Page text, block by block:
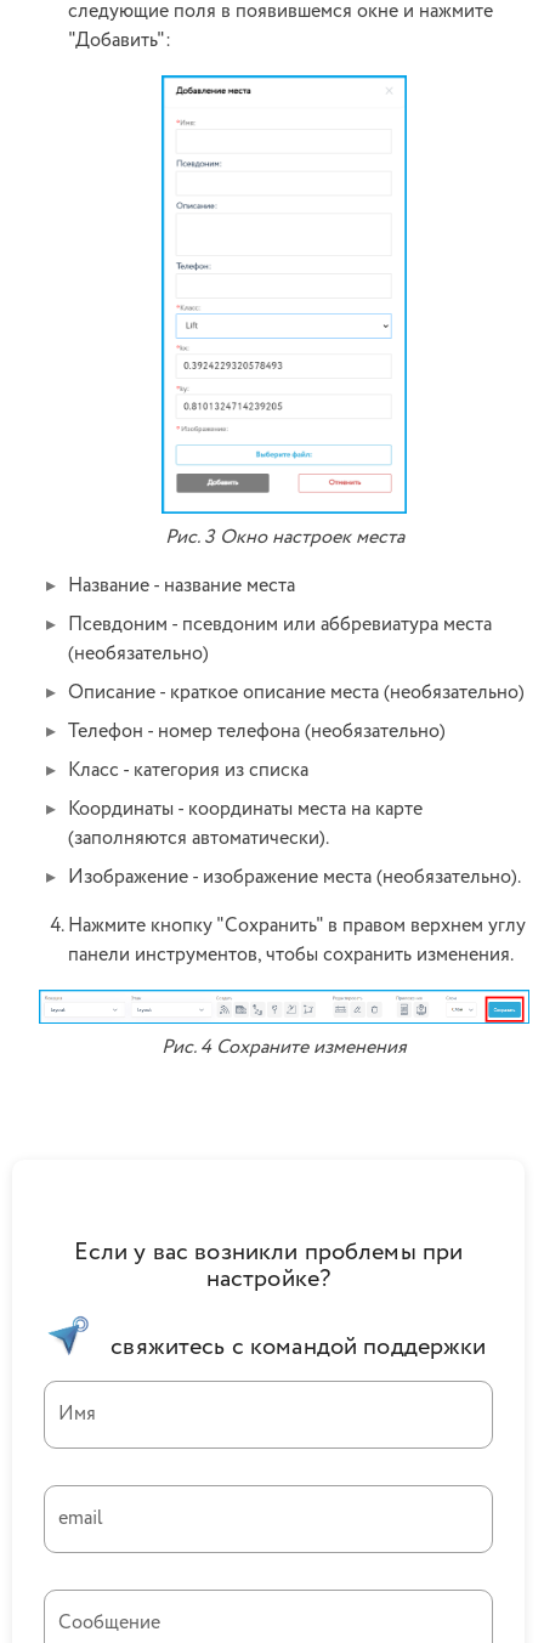
следующие поля в появившемся окне и нажмите
"Добавить":
Рис. 3 Окно настроек места
Название - название места
Псевдоним - псевдоним или аббревиатура места
(необязательно)
Описание - краткое описание места (необязательно)
Телефон - номер телефона (необязательно)
Класс - категория из списка
Координаты - координаты места на карте
(заполняются автоматически).
Изображение - изображение места (необязательно).
Нажмите кнопку "Сохранить" в правом верхнем углу
панели инструментов, чтобы сохранить изменения.
Рис. 4 Сохраните изменения
Если у вас возникли проблемы при
настройке?
свяжитесь с командой поддержки
Имя
email
Сообщение